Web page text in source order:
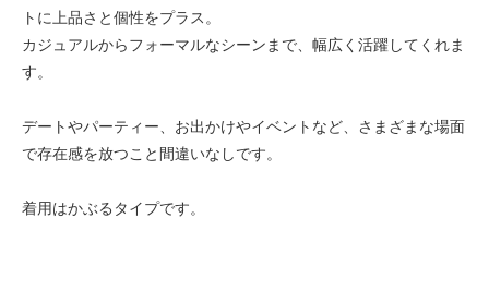
トに上品さと個性をプラス。
カジュアルからフォーマルなシーンまで、幅広く活躍してくれま
す。
デートやパーティー、お出かけやイベントなど、さまざまな場面
で存在感を放つこと間違いなしです。
着用はかぶるタイプです。